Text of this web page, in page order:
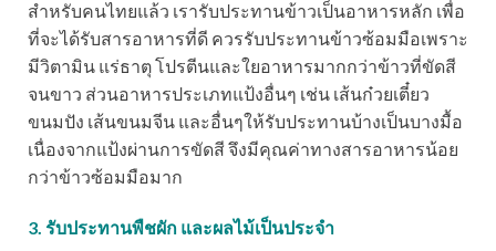
สำหรับคนไทยแล้ว เรารับประทานข้าวเป็นอาหารหลัก เพื่อ
ที่จะได้รับสารอาหารที่ดี ควรรับประทานข้าวซ้อมมือเพราะ
มีวิตามิน แร่ธาตุ โปรตีนและใยอาหารมากกว่าข้าวที่ขัดสี
จนขาว ส่วนอาหารประเภทแป้งอื่นๆ เช่น เส้นก๋วยเตี๋ยว
ขนมปัง เส้นขนมจีน และอื่นๆให้รับประทานบ้างเป็นบางมื้อ
เนื่องจากแป้งผ่านการขัดสี จึงมีคุณค่าทางสารอาหารน้อย
กว่าข้าวซ้อมมือมาก
3. รับประทานพืชผัก และผลไม้เป็นประจำ